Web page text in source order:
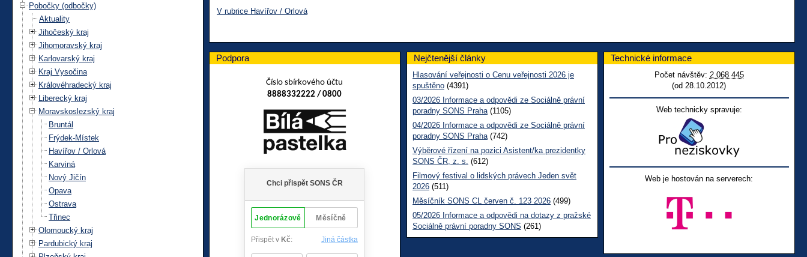
Pobočky (odbočky)
Aktuality
Jihočeský kraj
Jihomoravský kraj
Karlovarský kraj
Kraj Vysočina
Královéhradecký kraj
Liberecký kraj
Moravskoslezský kraj
Bruntál
Frýdek-Místek
Havířov / Orlová
Karviná
Nový Jičín
Opava
Ostrava
Třinec
Olomoucký kraj
Pardubický kraj
V rubrice Havířov / Orlová
Podpora
Číslo sbírkového účtu
8888332222 / 0800
Nejčtenější články
Hlasování veřejnosti o Cenu veřejnosti 2026 je
spuštěno (4391)
03/2026 Informace a odpovědi ze Sociálně právní
poradny SONS Praha (1105)
04/2026 Informace a odpovědi ze Sociálně právní
poradny SONS Praha (742)
Výběrové řízení na pozici Asistent/ka prezidentky
SONS ČR, z. s. (612)
Filmový festival o lidských právech Jeden svět
2026 (511)
Měsíčník SONS CL červen č. 123 2026 (499)
05/2026 Informace a odpovědi na dotazy z pražské
Sociálně právní poradny SONS (261)
Technické informace
Počet návštěv: 2 068 445
(od 28.10.2012)
Web technicky spravuje:
Web je hostován na serverech: